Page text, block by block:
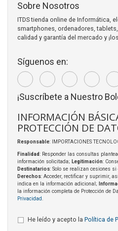
Sobre Nosotros
ITDS tienda online de Informática,
smartphones, ordenadores,
calidad y garantía del mercado y
Síguenos en:
¡Suscríbete a Nuestro
INFORMACIÓN
PROTECCIÓN DE
Responsable: IMPORTACIONES
Finalidad: Responder las consultas
información solicitada; Legitimación:
Destinatarios: Solo se realizan cesiones
Derechos: Acceder, rectificar y suprimir,
indica en la información adicional;
la información completa de Protección de
Privacidad
He leído y acepto la Política de